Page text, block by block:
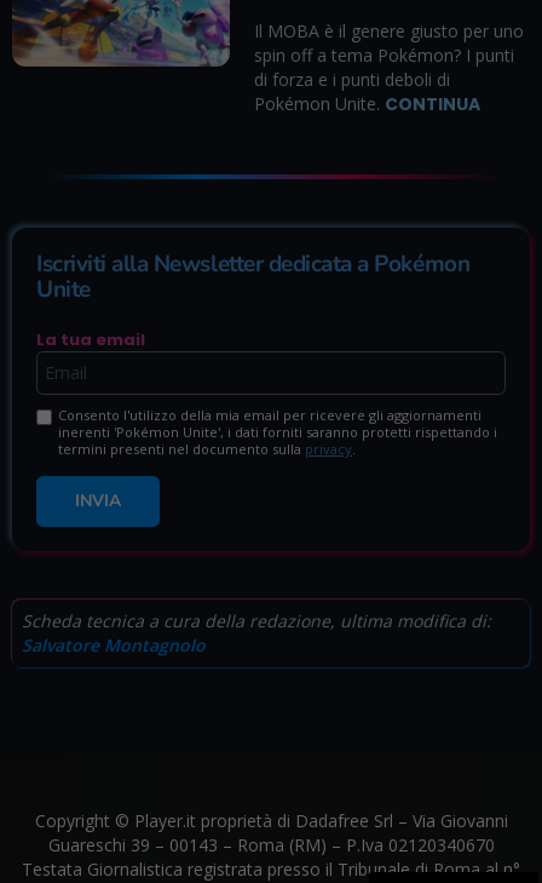
Il MOBA è il genere giusto per uno
spin off a tema Pokémon? I punti
di forza e i punti deboli di
Pokémon Unite. CONTINUA
Iscriviti alla Newsletter dedicata a Pokémon
Unite
La tua email
Consento l'utilizzo della mia email per ricevere gli aggiornamenti
inerenti 'Pokémon Unite', i dati forniti saranno protetti rispettando i
termini presenti nel documento sulla privacy
INVIA
Scheda tecnica a cura della redazione, ultima modifica di:
Salvatore Montagnolo
Copyright © Player.it proprietà di Dadafree Srl – Via Giovanni
Guareschi 39 – 00143 – Roma (RM) – P.Iva 02120340670
Testata Giornalistica registrata presso il Tribunale di Roma al n°